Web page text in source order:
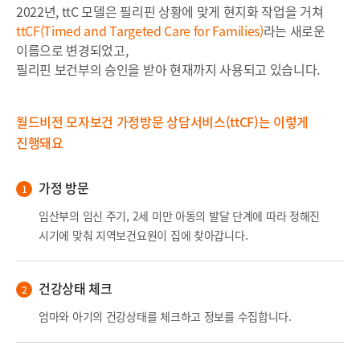
2022년, ttC 모델은 필리핀 상황에 맞게 현지화 작업을 거쳐
ttCF(Timed andTargeted Care forFamilies)라는 새로운
이름으로 변경되었고,
필리핀 보건부의 승인을 받아 현재까지 사용되고 있습니다.
월드비전 모자보건 가정방문 상담서비스(ttCF)는 이렇게
진행돼요
가정 방문
임산부의 임신 주기, 2세 미만 아동의 발달 단계에 따라 정해진
시기에 맞춰 지역보건요원이 집에 찾아갑니다.
건강상태 체크
엄마와 아기의 건강상태를 체크하고 정보를 수집합니다.